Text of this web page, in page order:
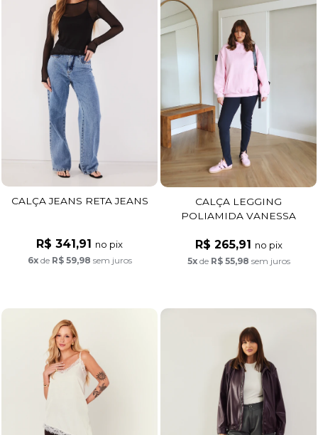
CALÇA JEANS RETA JEANS
R$ 341,91 no pix
6xde R$ 59,98 sem juros
CALÇA LEGGING
POLIAMIDA VANESSA
R$ 265,91 no pix
5xde R$ 55,98 sem juros